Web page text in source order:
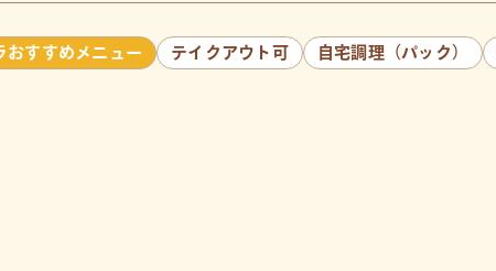
おすすめメニュー テイクアウト可 自宅調理（パック）